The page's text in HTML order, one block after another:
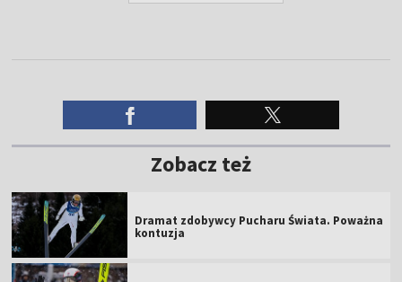
Zobacz też
Dramat zdobywcy Pucharu Świata. Poważna
kontuzja